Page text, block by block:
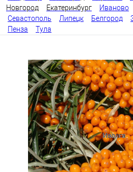
Новгород
Екатеринбург Иваново
Севастополь
Липецк Белгород
Пенза
Тула